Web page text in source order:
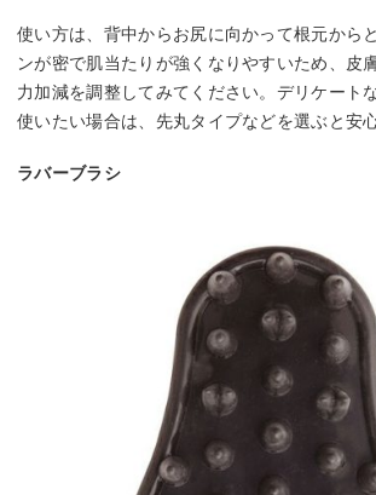
使い方は、背中からお尻に向かって根元から
ンが密で肌当たりが強くなりやすいため、皮
力加減を調整してみてください。デリケート
使いたい場合は、先丸タイプなどを選ぶと安心
ラバーブラシ